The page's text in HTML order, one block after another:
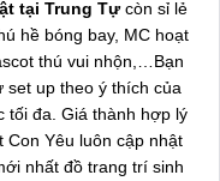
tại Trung Tựcòn sỉ lẻ
hề bóng bay, MC hoạt
thú vui nhộn,…Bạn
set up theo ý thích của
tối đa. Giá thành hợp lý
Con Yêu luôn cập nhật
nhất đồ trang trí sinh